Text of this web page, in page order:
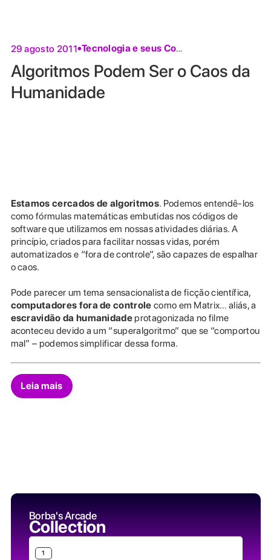
29 agosto 2011 Tecnologia e seus Conflitos
Algoritmos Podem Ser o Caos da
Humanidade
Estamos cercados de algoritmos. Podemos entendê-los
como fórmulas matemáticas embutidas nos códigos de
software que utilizamos em nossas atividades diárias. A
princípio, criados para facilitar nossas vidas, porém
automatizados e “fora de controle”, são capazes de espalhar
o caos.
Pode parecer um tema sensacionalista de ficção científica,
computadores fora de controle como em Matrix… aliás, a
escravidão da humanidadeprotagonizada no filme
aconteceu devido a um “superalgoritmo” que se “comportou
mal” – podemos simplificar dessa forma.
Leia mais
Borba's Arcade
Collection
1